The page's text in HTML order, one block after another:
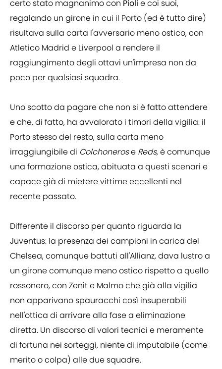
certo stato magnanimo con Pioli e coi suoi,
regalando un girone in cui il Porto (ed è tutto dire)
risultava sulla carta l'avversario meno ostico, con
Atletico Madrid e Liverpool a rendere il
raggiungimento degli ottavi un'impresa non da
poco per qualsiasi squadra.
Uno scotto da pagare che non si è fatto attendere
e che, di fatto, ha avvalorato i timori della vigilia: il
Porto stesso del resto, sulla carta meno
irraggiungibile di Colchonerose Reds, è comunque
una formazione ostica, abituata a questi scenari e
capace già di mietere vittime eccellenti nel
recente passato.
Differente il discorso per quanto riguarda la
Juventus: la presenza dei campioni in carica del
Chelsea, comunque battuti all'Allianz, dava lustro a
un girone comunque meno ostico rispetto a quello
rossonero, con Zenit e Malmo che già alla vigilia
non apparivano spauracchi così insuperabili
nell'ottica di arrivare alla fase a eliminazione
diretta. Un discorso di valori tecnici e meramente
di fortuna nei sorteggi, niente di imputabile (come
merito o colpa) alle due squadre.